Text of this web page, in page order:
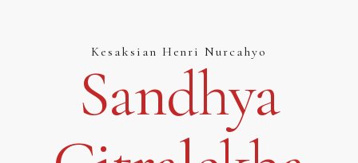
Kesaksian Henri Nurcahyo
Sandhya